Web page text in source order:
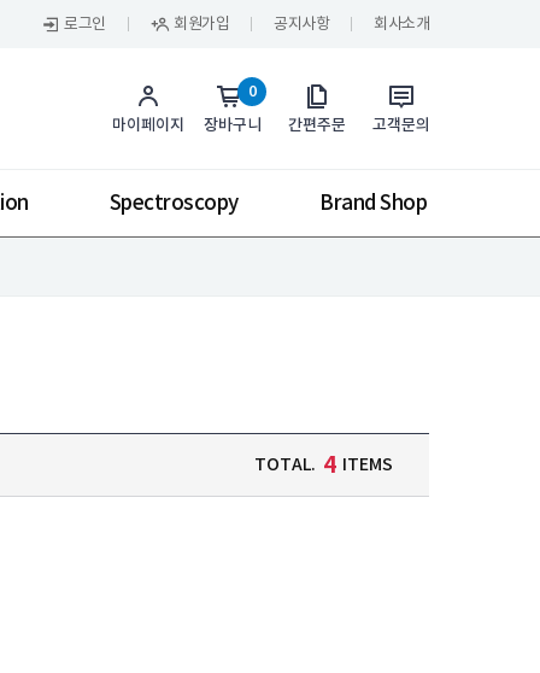
로그인 회원가입 공지사항 회사소개
마이페이지 장바구니
0
간편주문
고객문의
Spectroscopy Brand Shop
TOTAL. 4 ITEMS